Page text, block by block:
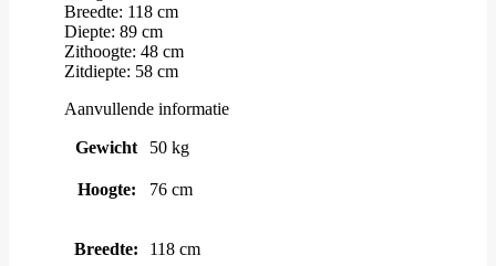
Breedte: 118 cm
Diepte: 89 cm
Zithoogte: 48 cm
Zitdiepte: 58 cm
Aanvullende informatie
Gewicht 50 kg
Hoogte: 76 cm
Breedte: 118 cm